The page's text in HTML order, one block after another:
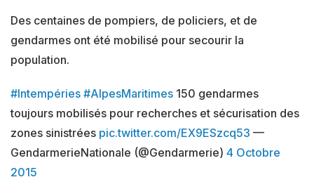
Des centaines de pompiers, de policiers, et de
gendarmes ont été mobilisé pour secourir la
population.
#Intempéries #AlpesMaritimes 150 gendarmes
toujours mobilisés pour recherches et sécurisation des
zones sinistrées pic.twitter.com/EX9ESzcq53 —
GendarmerieNationale (@Gendarmerie) 4 Octobre
2015